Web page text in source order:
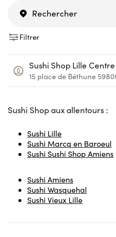
Filtrer
Sushi Shop Lille Centre
15 place de Béthune
Sushi Shop aux allentours :
Sushi Lille
Sushi Marcq en Baroeul
Sushi Sushi Shop Amiens
Sushi Amiens
Sushi Wasquehal
Sushi Vieux Lille